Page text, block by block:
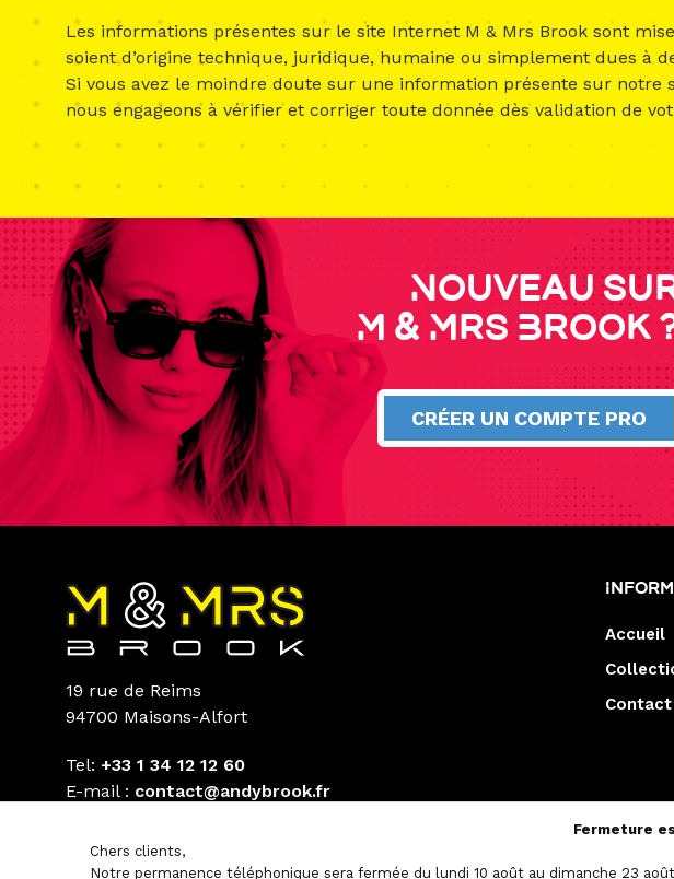
Les informations présentes sur le site Internet M & Mrs Brook sont
soient d’origine technique, juridique, humaine ou simplement dues à
Si vous avez le moindre doute sur une information présente sur notre
nous engageons à vérifier et corriger toute donnée dès validation de
Nouveau
M & Mrs Brook
CRÉER UN COMPTE PRO
19 rue de Reims
94700 Maisons-Alfort
Tel: +33 1 34 12 12 60
E-mail : contact@andybrook.fr
Accueil
Contact
Fermeture
Chers clients,
Notre permanence téléphonique sera fermée du lundi 10 août au dimanche 23 août